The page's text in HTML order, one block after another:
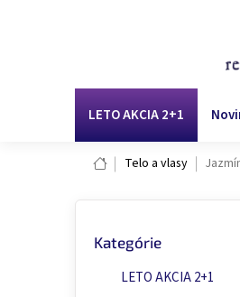
LETO AKCIA 2+1
DomovTelo a vlasy
kategórie
Kategórie
LETO AKCIA 2+1